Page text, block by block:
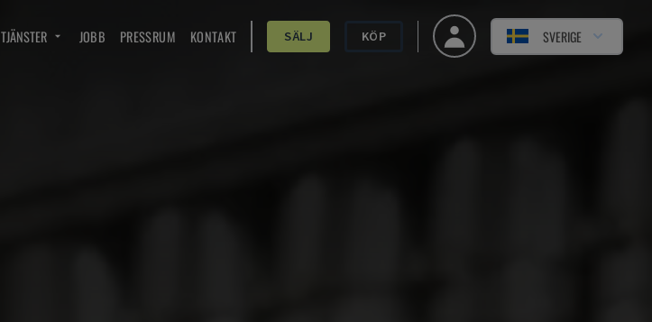
TJÄNSTER JOBB PRESSRUM KONTAKT SÄLJ KÖP SVERIGE